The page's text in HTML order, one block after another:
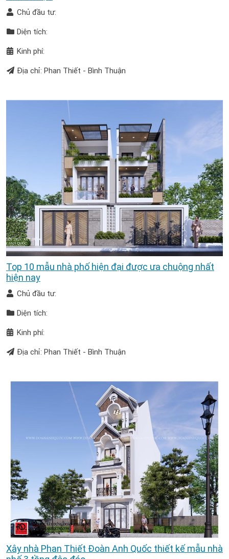
Chủ đầu tư:
Diện tích:
Kinh phí:
Địa chỉ: Phan Thiết - Bình Thuận
Top 10 mẫu nhà phố hiện đại được ưa chuộng nhất
hiện nay
Chủ đầu tư:
Diện tích:
Kinh phí:
Địa chỉ: Phan Thiết - Bình Thuận
Xây nhà Phan Thiết Đoàn Anh Quốc thiết kế mẫu nhà